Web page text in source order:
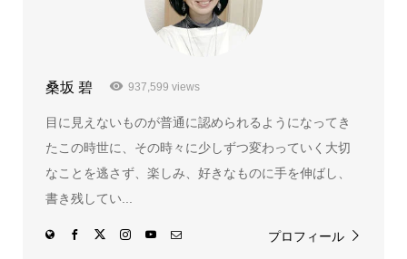
桑坂 碧 937,599 views
目に見えないものが普通に認められるようになってき
たこの時世に、その時々に少しずつ変わっていく大切
なことを逃さず、楽しみ、好きなものに手を伸ばし、
書き残してい...
プロフィール